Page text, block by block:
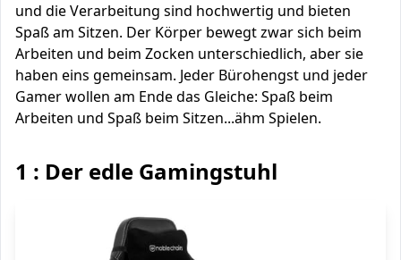
und die Verarbeitung sind hochwertig und bieten
Spaß am Sitzen. Der Körper bewegt zwar sich beim
Arbeiten und beim Zocken unterschiedlich, aber sie
haben eins gemeinsam. Jeder Bürohengst und jeder
Gamer wollen am Ende das Gleiche: Spaß beim
Arbeiten und Spaß beim Sitzen...ähm Spielen.
1 : Der edle Gamingstuhl